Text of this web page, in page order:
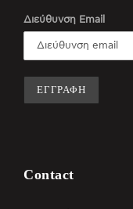
Διεύθυνση Email
Contact